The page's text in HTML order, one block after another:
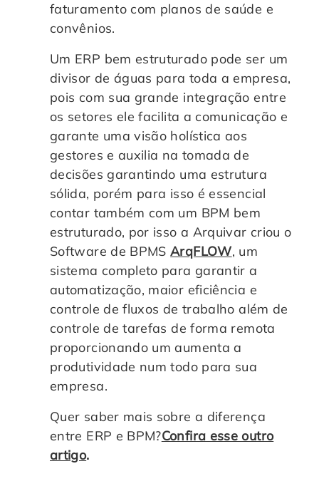
faturamento com planos de saúde e
convênios.
Um ERP bem estruturado pode ser um
divisor de águas para toda a empresa,
pois com sua grande integração entre
os setores ele facilita a comunicação e
garante uma visão holística aos
gestores e auxilia na tomada de
decisões garantindo uma estrutura
sólida, porém para isso é essencial
contar também com um BPM bem
estruturado, por isso a Arquivar criou o
Software de BPMSArqFLOW, um
sistema completo para garantir a
automatização, maior eficiência e
controle de fluxos de trabalho além de
controle de tarefas de forma remota
proporcionando um aumenta a
produtividade num todo para sua
empresa.
Quer saber mais sobre a diferença
entre ERP e BPM?Confira esse outro
artigo.